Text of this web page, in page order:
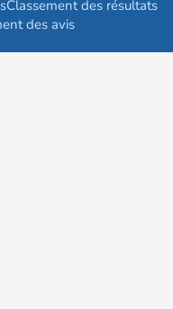
Classement des résultats
des avis